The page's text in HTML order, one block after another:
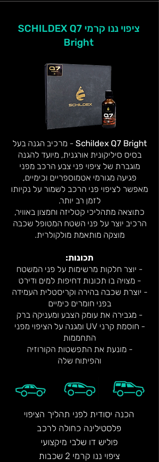
ציפוי ננו קרמי SCHILDEX Q7
Bright
Schildex Q7 Bright - מרכיב הגנה בעל
בסיס סיליקונית אורגנית, מיועד להגנה
מוגברת של ציפוי פני צבע הרכב מפני
פגיעה מגורמי אטמוספריים וכימיים,
מאפשר לציפוי פני הרכב לשמור על נקיותו
לזמן רב יותר.
כתוצאה מתהליכי קטליזה וחמצון באוויר,
הרכיב יוצר על פני השטח המטופל שכבה
מוצקה מותאמת מולקולרית.
תכונות:
- יוצר חלקות מרשימות על פני המשטח
- מצויה בו תכונות דחיפות למים ודירט
- יוצרת שכבה בהירה וקריסטלית העמידה
בפני חומרים כימיים
- מגבירה את עומק הצבע ומעניקה ברק
- חוסמת קרני UV ומגנה על הציפוי מפני
התחממות
- מונעת את התפשטות הקורוזיה
והפיתוח שלה
הכנה יסודית לפני תהליך הציפוי
פלסטילינה כחולה לרכב
פוליש דו שלבי מיקצועי
ציפוי ננו קרמי 2 שכבות